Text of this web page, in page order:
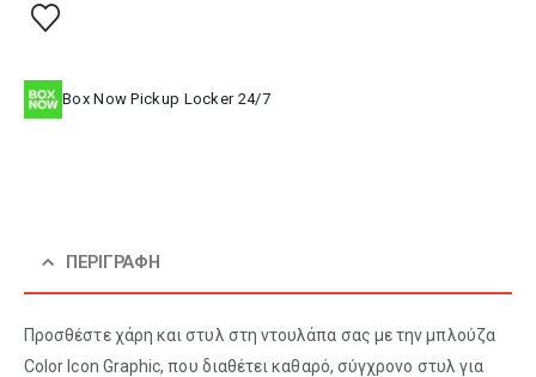
Box Now Pickup Locker 24/7
ΠΕΡΙΓΡΑΦΉ
Προσθέστε χάρη και στυλ στη ντουλάπα σας με την μπλούζα
Color Icon Graphic, που διαθέτει καθαρό, σύγχρονο στυλ για